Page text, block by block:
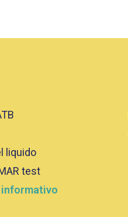
liquido
test
informativo